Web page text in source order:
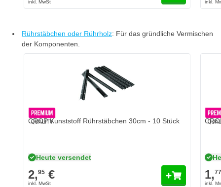
Rührstäbchen oder Rührholz: Für das gründliche Vermischen
der Komponenten.
CROP Kunststoff Rührstäbchen 30cm - 10 Stück
Heute versendet
2,95 € 1,